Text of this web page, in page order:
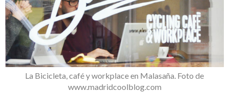
La Bicicleta, café y workplace en Malasaña. Foto de
www.madridcoolblog.com